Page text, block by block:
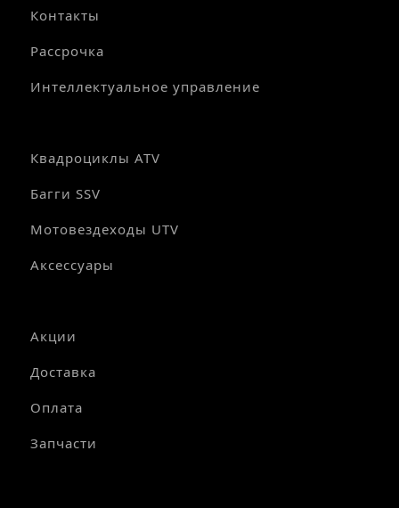
Контакты
Рассрочка
Интеллектуальное управление
Квадроциклы ATV
Багги SSV
Мотовездеходы UTV
Аксессуары
Акции
Доставка
Оплата
Запчасти